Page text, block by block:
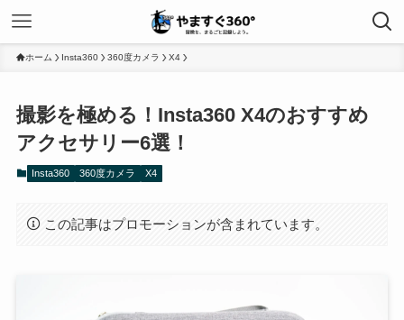
ホーム Insta360 360度カメラ X4
撮影を極める！Insta360 X4のおすすめ
アクセサリー6選！
Insta360 360度カメラ X4
この記事はプロモーションが含まれています。